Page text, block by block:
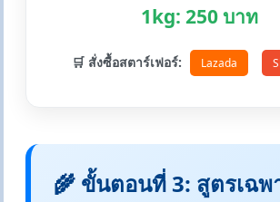
1kg: 250 บาท
🛒 สั่งซื้อสตาร์เฟอร์: Lazada
🌾 ขั้นตอนที่ 3: สูตรเฉพ